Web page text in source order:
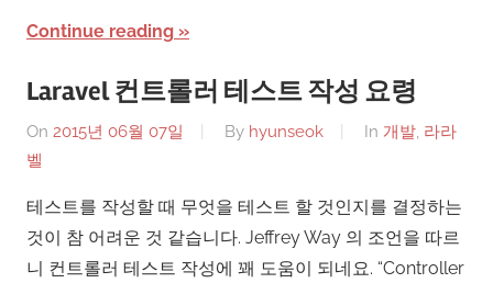
Continue reading
Laravel 컨트롤러 테스트 작성 요령
On 2015년 06월 07일 By hyunseok In 개발, 라라
벨
테스트를 작성할 때 무엇을 테스트 할 것인지를 결정하는
것이 참 어려운 것 같습니다. Jeffrey Way 의 조언을 따르
니 컨트롤러 테스트 작성에 꽤 도움이 되네요. “Controller